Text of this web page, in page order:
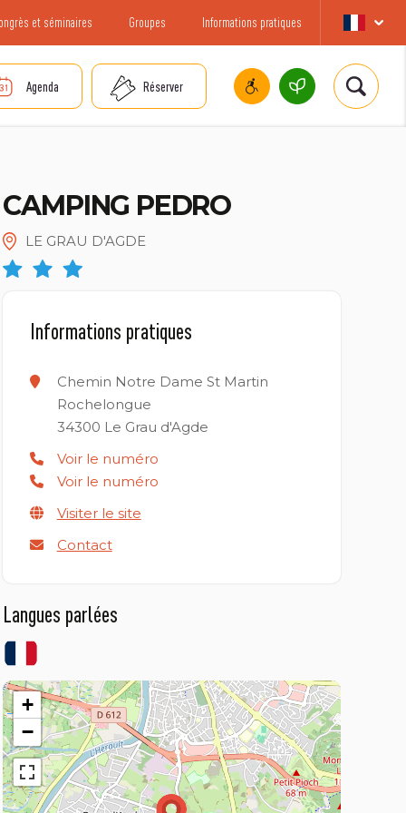
et séminaires Groupes Informations pratiques
Agenda Réserver
CAMPING PEDRO
LE GRAU D'AGDE
Informations pratiques
Chemin Notre Dame St Martin
Rochelongue
34300 Le Grau d'Agde
Voir le numéro
Voir le numéro
Visiter le site
Contact
Langues parlées
+
−